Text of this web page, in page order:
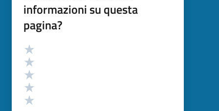
informazioni su questa
pagina?
Valutazione